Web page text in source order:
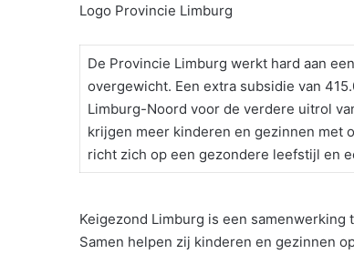
Logo Provincie Limburg
De Provincie Limburg werkt hard aan
overgewicht. Een extra subsidie van
Limburg-Noord voor de verdere uitrol
krijgen meer kinderen en gezinnen met
richt zich op een gezondere leefstijl en
Keigezond Limburg is een samenwerking
Samen helpen zij kinderen en gezinnen